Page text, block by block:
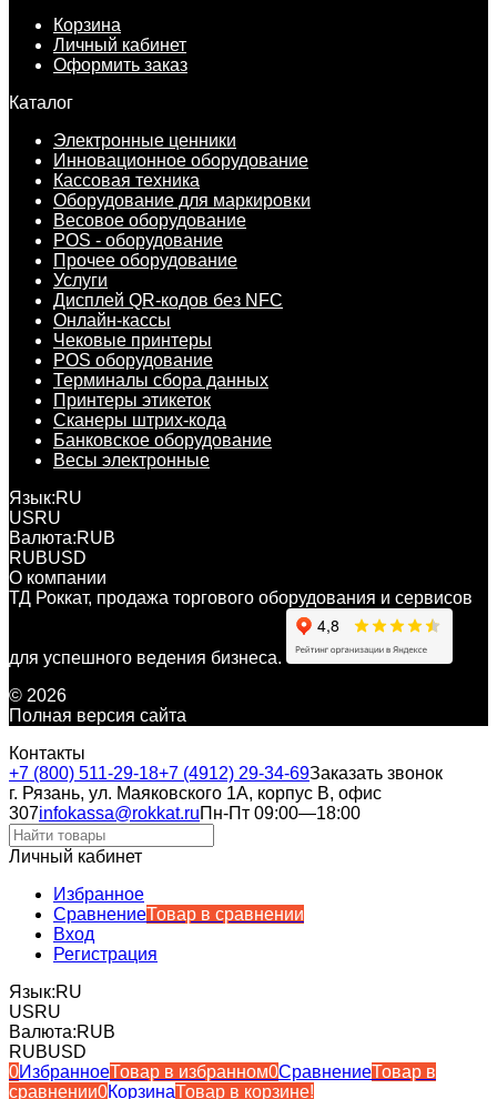
Корзина
Личный кабинет
Оформить заказ
Каталог
Электронные ценники
Инновационное оборудование
Кассовая техника
Оборудование для маркировки
Весовое оборудование
POS - оборудование
Прочее оборудование
Услуги
Дисплей QR-кодов без NFC
Онлайн-кассы
Чековые принтеры
POS оборудование
Терминалы сбора данных
Принтеры этикеток
Сканеры штрих-кода
Банковское оборудование
Весы электронные
Язык:RU
USRU
Валюта:RUB
RUBUSD
О компании
ТД Роккат, продажа торгового оборудования и сервисов
для успешного ведения бизнеса.
© 2026
Полная версия сайта
Контакты
+7 (800) 511-29-18+7 (4912) 29-34-69Заказать звонок
г. Рязань, ул. Маяковского 1А, корпус B, офис
307infokassa@rokkat.ruПн-Пт 09:00—18:00
Личный кабинет
Избранное
СравнениеТовар в сравнении
Вход
Регистрация
Язык:RU
USRU
Валюта:RUB
RUBUSD
0ИзбранноеТовар в избранном0СравнениеТовар в
сравнении0КорзинаТовар в корзине!